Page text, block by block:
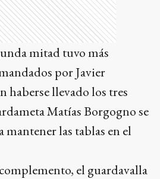
mitad tuvo más
por Javier
haberse llevado los tres
Matías Borgogno se
las tablas en el
el guardavalla